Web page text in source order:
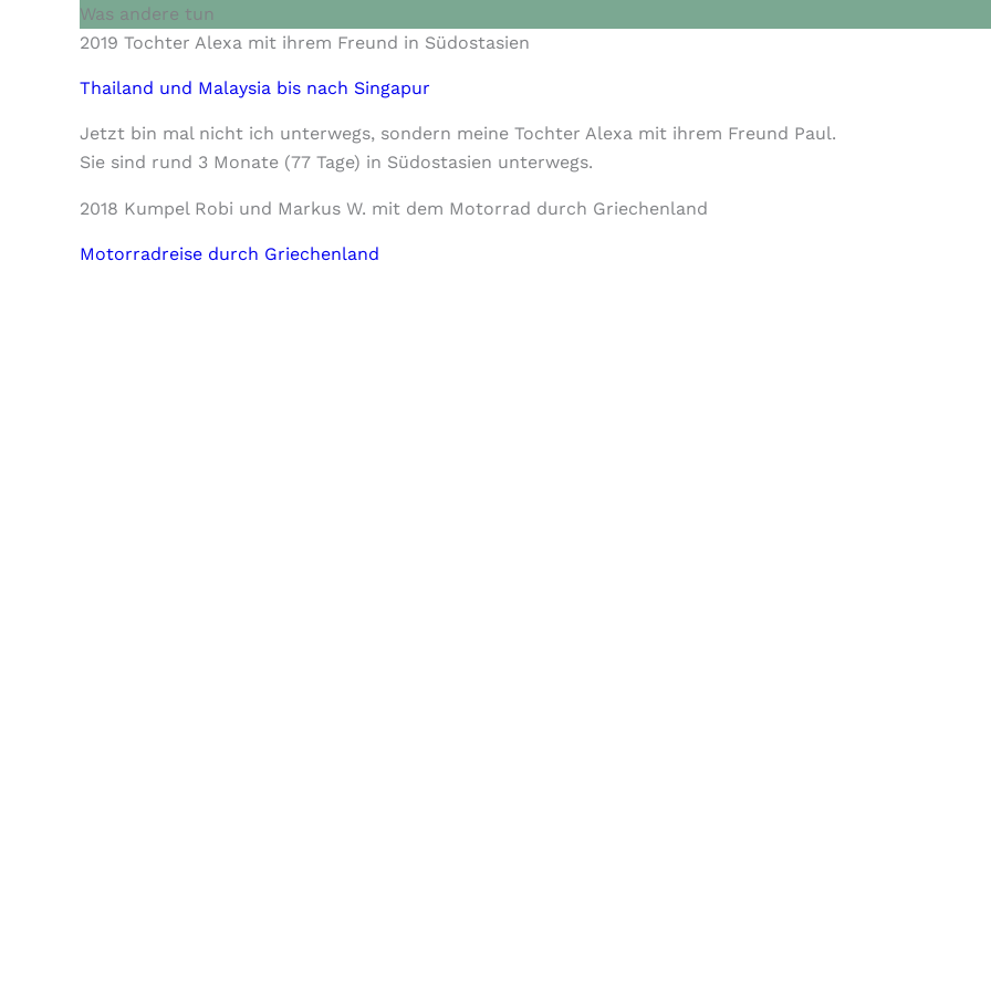
Was andere tun
2019 Tochter Alexa mit ihrem Freund in Südostasien
Thailand und Malaysia bis nach Singapur
Jetzt bin mal nicht ich unterwegs, sondern meine Tochter Alexa mit ihrem Freund Paul.
Sie sind rund 3 Monate (77 Tage) in Südostasien unterwegs.
2018 Kumpel Robi und Markus W. mit dem Motorrad durch Griechenland
Motorradreise durch Griechenland